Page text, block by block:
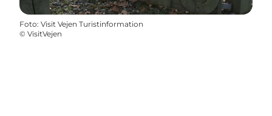
Foto: Visit Vejen Turistinformation
© VisitVejen